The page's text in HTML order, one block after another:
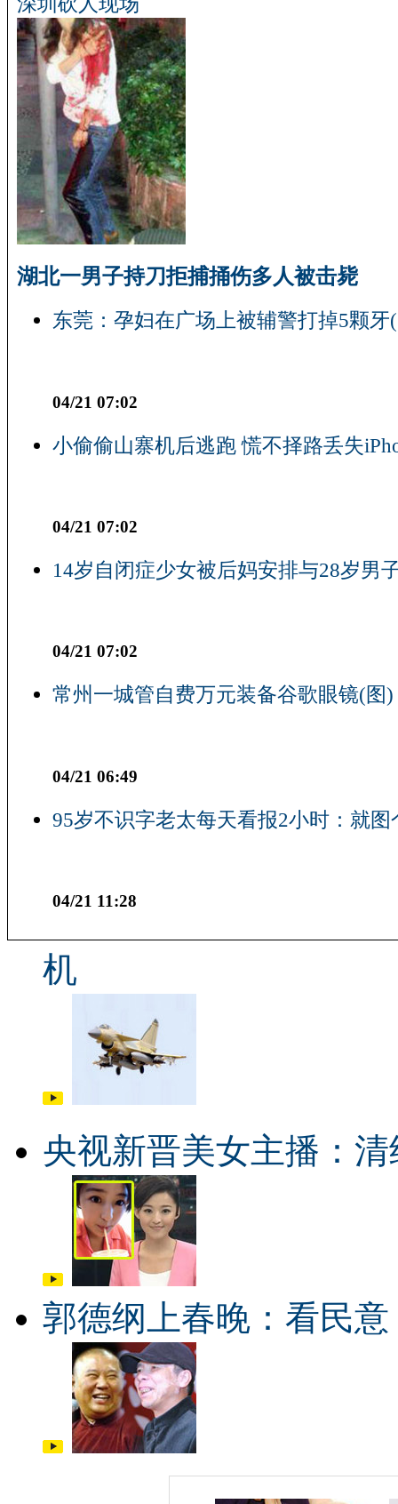
湖北一男子持刀拒捕捅伤多人被击毙
东莞：孕妇在广场上被辅警打掉5颗牙
04/21 07:02
小偷偷山寨机后逃跑 慌不择路丢失
04/21 07:02
14岁自闭症少女被后妈安排与28岁男
04/21 07:02
常州一城管自费万元装备谷歌眼镜(图)
04/21 06:49
95岁不识字老太每天看报2小时：就图
04/21 11:28
机
央视新晋美女主播：清
郭德纲上春晚：看民意